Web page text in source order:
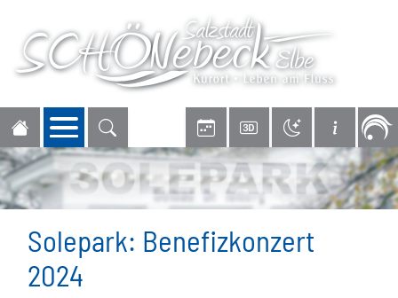
Navigation öffnen
Solepark: Benefizkonzert
2024